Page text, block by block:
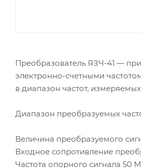
Преобразователь ЯЗЧ-41 —
электронно-счетными
в диапазон частот,
Диапазон преобразуемых
Величина преобразуемого
Входное сопротивление
Частота опорного сигнала 50